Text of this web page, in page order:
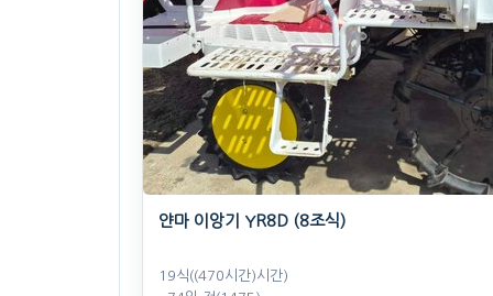
얀마 이앙기 YR8D (8조식)
19식((470시간)시간)